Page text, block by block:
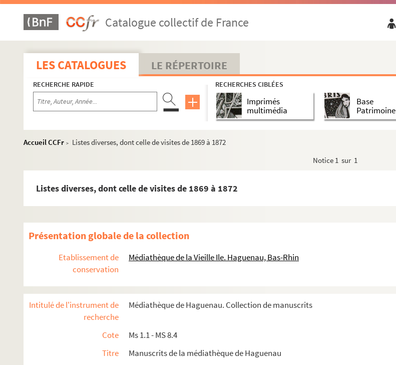
Catalogue collectif de France
LES CATALOGUES LE RÉPERTOIRE
RECHERCHE RAPIDE RECHERCHES CIBLÉES
Imprimés
multimédia
Base
Patrimoine
Accueil CCFr >
Listes diverses, dont celle de visites de 1869 à 1872
Notice 1 sur 1
Listes diverses, dont celle de visites de 1869 à 1872
Présentation globale de la collection
Etablissement de
conservation
Médiathèque de la Vieille Ile. Haguenau, Bas-Rhin
Intitulé de l'instrument de
recherche
Médiathèque de Haguenau. Collection de manuscrits
Cote
Ms 1.1 - MS 8.4
Titre
Manuscrits de la médiathèque de Haguenau
Ms 1.2. Livre de prières de la comtesse de Hanau
Ms 1.3. Psalterium, Hymnarium-antiphonarium chartreux, ayant appartenu à la Chartreuse de Trèves
Ms 1.5. Tagebuch über meine Amerikareise
Ms 1.6. Carnet de chansons militaires